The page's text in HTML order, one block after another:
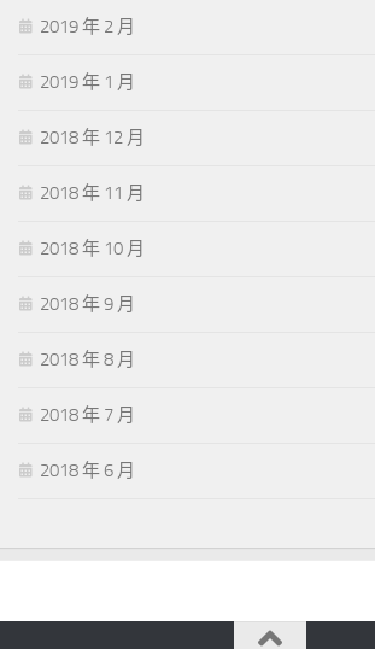
2019 年 2 月
2019 年 1 月
2018 年 12 月
2018 年 11 月
2018 年 10 月
2018 年 9 月
2018 年 8 月
2018 年 7 月
2018 年 6 月